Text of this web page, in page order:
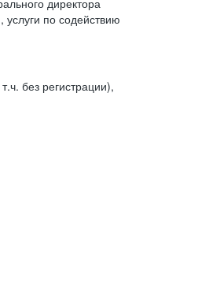
директора
по содействию
без регистрации),